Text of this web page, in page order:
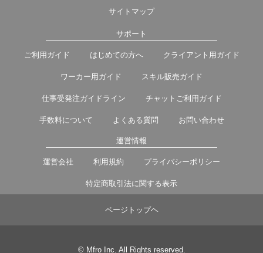
サイトマップ
サポート
ご利用ガイド はじめての方へ クライアント用ガイド
ワーカー用ガイド スキル販売ガイド
仕事受発注ガイドライン チャットご利用ガイド
手数料について よくある質問 お問い合わせ
運営情報
運営会社 利用規約 プライバシーポリシー
特定商取引法に関する表示
ページトップヘ
© Mfro Inc. All Rights reserved.